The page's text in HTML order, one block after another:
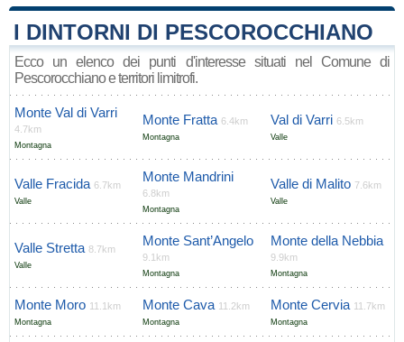
I DINTORNI DI PESCOROCCHIANO
Ecco un elenco dei punti d'interesse situati nel Comune di
Pescorocchiano e territori limitrofi.
Monte Val di Varri
4.7km
Montagna
Monte Fratta 6.4km
Montagna
Val di Varri 6.5km
Valle
Valle Fracida 6.7km
Valle
Monte Mandrini
6.8km
Montagna
Valle di Malito 7.6km
Valle
Valle Stretta 8.7km
Valle
Monte Sant’Angelo
9.1km
Montagna
Monte della Nebbia
9.9km
Montagna
Monte Moro 11.1km
Montagna
Monte Cava 11.2km
Montagna
Monte Cervia 11.7km
Montagna